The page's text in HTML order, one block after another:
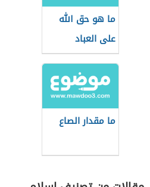
ما هو حق الله
على العباد
ما مقدار الصاع